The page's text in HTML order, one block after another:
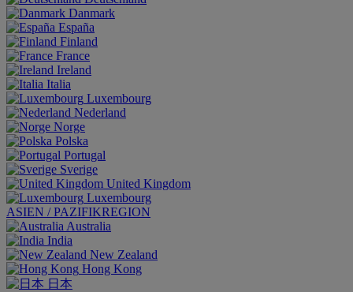
Danmark
España
Finland
France
Ireland
Italia
Luxembourg
Nederland
Norge
Polska
Portugal
Sverige
United Kingdom
Luxembourg
ASIEN / PAZIFIKREGION
Australia
India
New Zealand
Hong Kong
日本